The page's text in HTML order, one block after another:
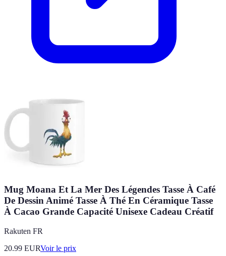
Mug Moana Et La Mer Des Légendes Tasse À Café
De Dessin Animé Tasse À Thé En Céramique Tasse
À Cacao Grande Capacité Unisexe Cadeau Créatif
Rakuten FR
20.99 EURVoir le prix